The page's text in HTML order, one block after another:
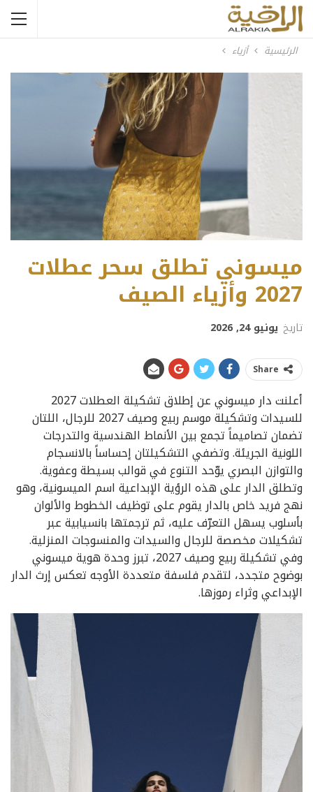
الرئيسية أزياء
ميسوني تطلق سحر عطلات
2027 وأزياء الصيف
تاريخ يونيو 24, 2026
Share
أعلنت دار ميسوني عن إطلاق تشكيلة العطلات 2027
للسيدات وتشكيلة موسم ربيع وصيف 2027 للرجال، اللتان
تضمان تصاميماً تجمع بين الأنماط الهندسية والتدرجات
اللونية الجريئة. وتضفي التشكيلتان إحساساً بالانسجام
والتوازن البصري يوّحد التنوع في قوالب بسيطة وعفوية.
وتطلق الدار على هذه الرؤية الإبداعية اسم الميسونية، وهو
نهج فريد خاص بالدار يقوم على توظيف الخطوط والألوان
بأسلوب يسهل التعرّف عليه، ثم ترجمتها بانسيابية عبر
تشكيلات مخصصة للرجال والسيدات والمنسوجات المنزلية.
وفي تشكيلة ربيع وصيف 2027، تبرز وحدة هوية ميسوني
بوضوح متجدد، لتقدم فلسفة متعددة الأوجه تعكس إرث الدار
الإبداعي وثراء رموزها.